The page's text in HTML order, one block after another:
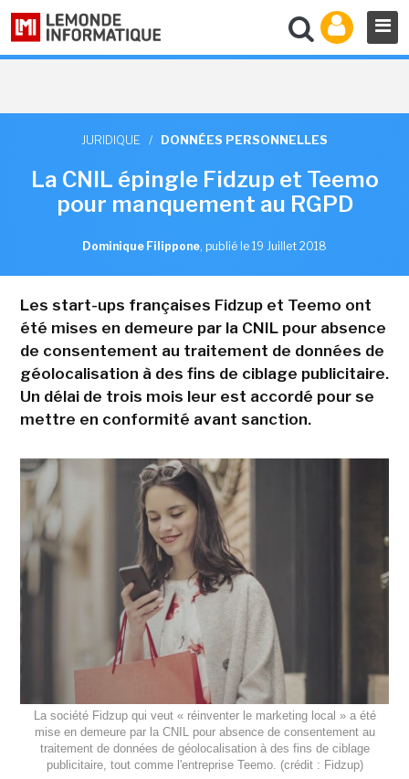
JURIDIQUE / DONNÉES PERSONNELLES
La CNIL épingle Fidzup et Teemo
pour manquement au RGPD
Dominique Filippone, publié le 19 Juillet 2018
Les start-ups françaises Fidzup et Teemo ont
été mises en demeure par la CNIL pour absence
de consentement au traitement de données de
géolocalisation à des fins de ciblage publicitaire.
Un délai de trois mois leur est accordé pour se
mettre en conformité avant sanction.
La société Fidzup qui veut « réinventer le marketing local » a été
mise en demeure par la CNIL pour absence de consentement au
traitement de données de géolocalisation à des fins de ciblage
publicitaire, tout comme l'entreprise Teemo. (crédit : Fidzup)